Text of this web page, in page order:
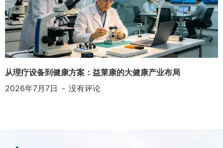
从理疗设备到健康方案：益莱康的大健康产业布局
2026年7月7日
没有评论